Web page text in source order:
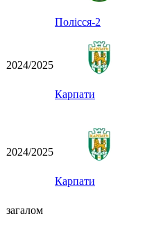
Полісся-2
2024/2025
Карпати
2024/2025
Карпати
загалом